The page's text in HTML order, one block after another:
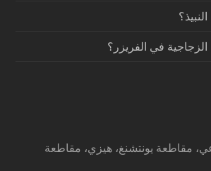
الزجاجية في الفريزر؟
مقاطعة يونتشنغ، هيزي، مقاطعة